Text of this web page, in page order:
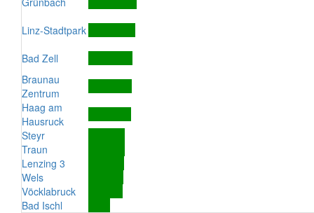
Linz-Stadtpark
Bad Zell
Braunau
Zentrum
Haag am
Hausruck
Steyr
Traun
Lenzing 3
Wels
Vöcklabruck
Bad Ischl